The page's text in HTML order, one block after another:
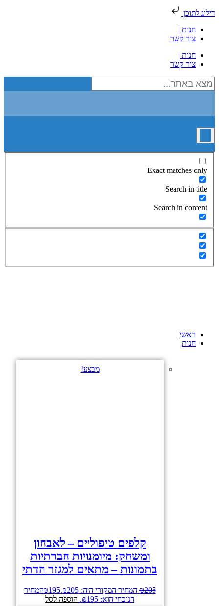
דילוג לתוכן
חנות |
צור קשר
חנות |
צור קשר
Exact matches only
Search in title
Search in content
ראשי
חנות
מבצע!
קלפים טיפוליים – לאבחון
ומשחק: מיומנויות חברתיות
בתמונות – מתאים למגזר הדתי
₪205 המחיר המקורי היה: ₪205. ₪195
המחיר
הנוכחי הוא: ₪195.
הוספה לסל